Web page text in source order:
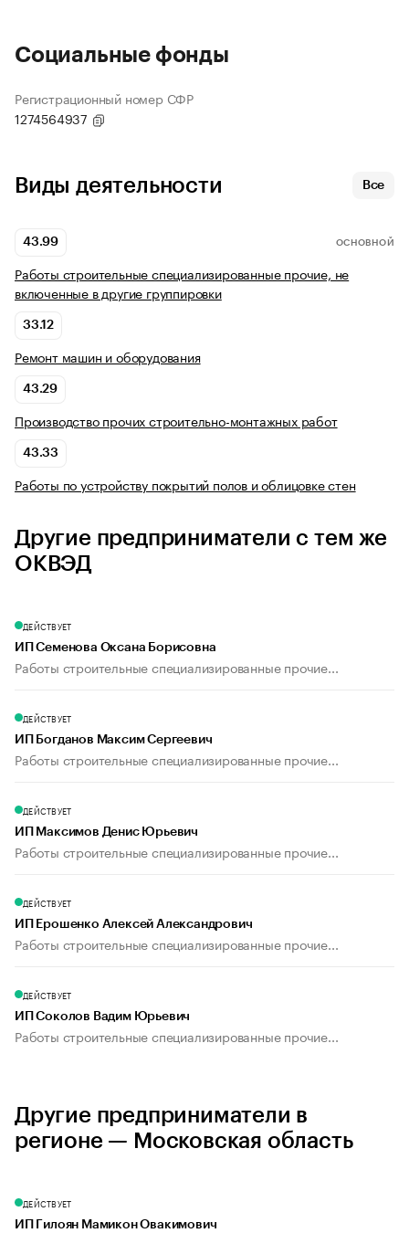
Социальные фонды
Регистрационный номер СФР
1274564937
Виды деятельности Все
43.99 ОСНОВНОЙ
Работы строительные специализированные прочие, не
включенные в другие группировки
33.12
Ремонт машин и оборудования
43.29
Производство прочих строительно-монтажных работ
43.33
Работы по устройству покрытий полов и облицовке стен
Другие предприниматели с тем же
ОКВЭД
ДЕЙСТВУЕТ
ИП Семенова Оксана Борисовна
Работы строительные специализированные прочие...
ДЕЙСТВУЕТ
ИП Богданов Максим Сергеевич
Работы строительные специализированные прочие...
ДЕЙСТВУЕТ
ИП Максимов Денис Юрьевич
Работы строительные специализированные прочие...
ДЕЙСТВУЕТ
ИП Ерошенко Алексей Александрович
Работы строительные специализированные прочие...
ДЕЙСТВУЕТ
ИП Соколов Вадим Юрьевич
Работы строительные специализированные прочие...
Другие предприниматели в
регионе — Московская область
ДЕЙСТВУЕТ
ИП Гилоян Мамикон Овакимович